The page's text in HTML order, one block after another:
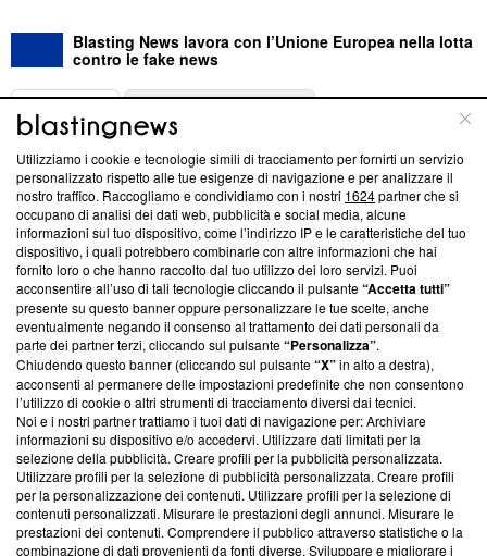
Blasting News lavora con l’Unione Europea nella lotta
contro le fake news
ABOUT
Questa sezione offre informazioni trasparenti su Blasting
News, sui nostri processi editoriali e su come ci impegniamo a
creare news di qualità. Inoltre, afferma la nostra aderenza a
‘Trust Project - News with Integrity’Blasting News non è
ancora membro del programma, ma ha richiesto di farne
parte; Trust Project non ha ancora effettuato una verifica di
conformità agli standard.
Su di noi
Team editoriale
Corporate
Redazione
Informativa Privacy
Cookie Policy
Utilizziamo i cookie e tecnologie simili di tracciamento per fornirti un servizio
personalizzato rispetto alle tue esigenze di navigazione e per analizzare il
nostro traffico. Raccogliamo e condividiamo con i nostri 1624partner che si
occupano di analisi dei dati web, pubblicità e social media, alcune
informazioni sul tuo dispositivo, come l’indirizzo IP e le caratteristiche del tuo
dispositivo, i quali potrebbero combinarle con altre informazioni che hai
fornito loro o che hanno raccolto dal tuo utilizzo dei loro servizi. Puoi
acconsentire all’uso di tali tecnologie cliccando il pulsante“Accetta tutti”
presente su questo banner oppure personalizzare le tue scelte, anche
eventualmente negando il consenso al trattamento dei dati personali da
parte dei partner terzi, cliccando sul pulsante“Personalizza”.
Chiudendo questo banner (cliccando sul pulsante“X”in alto a destra),
acconsenti al permanere delle impostazioni predefinite che non consentono
l’utilizzo di cookie o altri strumenti di tracciamento diversi dai tecnici.
Noi e i nostri partner trattiamo i tuoi dati di navigazione per: Archiviare
informazioni su dispositivo e/o accedervi. Utilizzare dati limitati per la
selezione della pubblicità. Creare profili per la pubblicità personalizzata.
Utilizzare profili per la selezione di pubblicità personalizzata. Creare profili
per la personalizzazione dei contenuti. Utilizzare profili per la selezione di
contenuti personalizzati. Misurare le prestazioni degli annunci. Misurare le
prestazioni dei contenuti. Comprendere il pubblico attraverso statistiche o la
combinazione di dati provenienti da fonti diverse. Sviluppare e migliorare i